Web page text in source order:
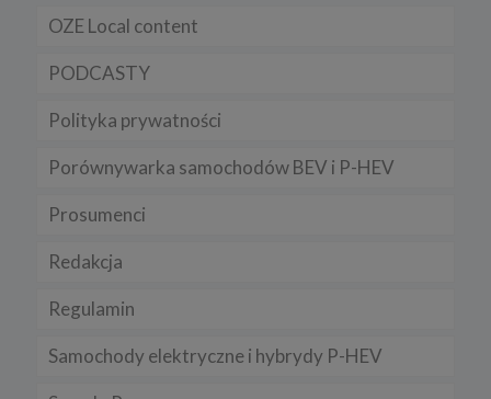
OZE Local content
PODCASTY
Polityka prywatności
Porównywarka samochodów BEV i P-HEV
Prosumenci
Redakcja
Regulamin
Samochody elektryczne i hybrydy P-HEV
Pamiętaj, że zmiana ustawienia plików cookies i podobnych